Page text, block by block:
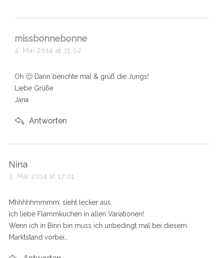
s
a
s
:
missbonnebonne
4. Mai 2014 at 15:02
Oh 🙂 Dann berichte mal & grüß die Jungs!
Liebe Grüße
Jana
Antworten
s
a
s
:
Nina
3. Mai 2014 at 17:01
Mhhhhhmmmm, sieht lecker aus.
Ich liebe Flammkuchen in allen Variationen!
Wenn ich in Binn bin muss ich unbedingt mal bei diesem
Marktstand vorbei…